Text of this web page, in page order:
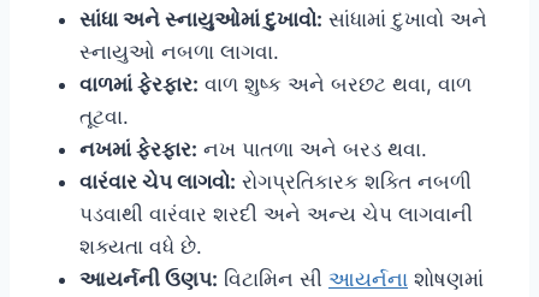
સાંધા અને સ્નાયુઓમાં દુખાવો: સાંધામાં દુખાવો અને
સ્નાયુઓ નબળા લાગવા.
વાળમાં ફેરફાર: વાળ શુષ્ક અને બરછટ થવા, વાળ
તૂટવા.
નખમાં ફેરફાર: નખ પાતળા અને બરડ થવા.
વારંવાર ચેપ લાગવો: રોગપ્રતિકારક શક્તિ નબળી
પડવાથી વારંવાર શરદી અને અન્ય ચેપ લાગવાની
શક્યતા વધે છે.
આયર્નની ઉણપ: વિટામિન સી આયર્નના શોષણમાં